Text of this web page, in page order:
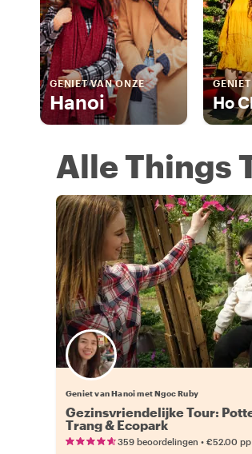
GENIET VAN ONZE
Hanoi Ho
Alle Things
Geniet van Hanoi met Ngoc Ruby
Gezinsvriendelijke Tour:
Trang & Ecopark
359 beoordelingen • €52.00 pp